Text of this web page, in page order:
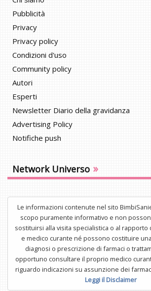
Pubblicità
Privacy
Privacy policy
Condizioni d'uso
Community policy
Autori
Esperti
Newsletter Diario della gravidanza
Advertising Policy
Notifiche push
Network Universo »
Le informazioni contenute nel sito
scopo puramente informativo e non
sostituirsi alla visita specialistica o al
e medico curante né possono costituire
diagnosi o prescrizione di farmaci o
opportuno consultare il proprio medico
riguardo indicazioni su assunzione dei
Leggi il Disclaimer